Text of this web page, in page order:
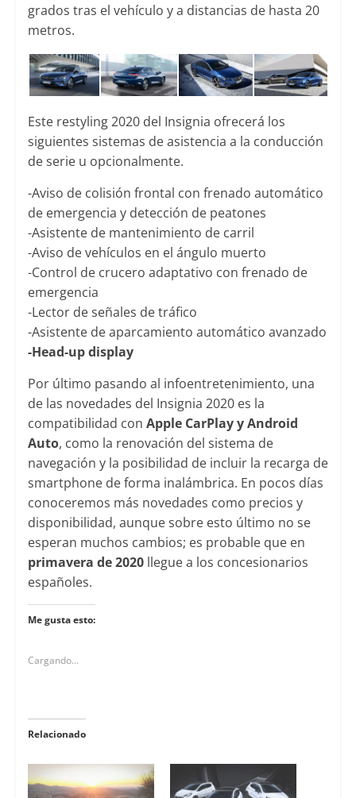
grados tras el vehículo y a distancias de hasta 20
metros.
Este restyling 2020 del Insignia ofrecerá los
siguientes sistemas de asistencia a la conducción
de serie u opcionalmente.
-Aviso de colisión frontal con frenado automático
de emergencia y detección de peatones
-Asistente de mantenimiento de carril
-Aviso de vehículos en el ángulo muerto
-Control de crucero adaptativo con frenado de
emergencia
-Lector de señales de tráfico
-Asistente de aparcamiento automático avanzado
-Head-up display
Por último pasando al infoentretenimiento, una
de las novedades del Insignia 2020 es la
compatibilidad con Apple CarPlay y Android
Auto, como la renovación del sistema de
navegación y la posibilidad de incluir la recarga de
smartphone de forma inalámbrica. En pocos días
conoceremos más novedades como precios y
disponibilidad, aunque sobre esto último no se
esperan muchos cambios; es probable que en
primavera de 2020llegue a los concesionarios
españoles.
Me gusta esto:
Cargando...
Relacionado